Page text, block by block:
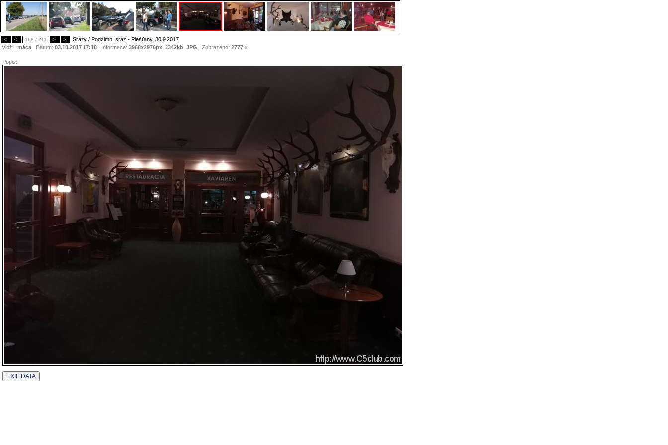
|< < 168 / 211 > >|
Srazy / Podzimní sraz - Piešťany, 30.9.2017
Vložil: máca Dátum: 03.10.2017 17:18 Informace: 3968x2976px 2342kb JPG Zobrazeno: 2777 x
Popis: